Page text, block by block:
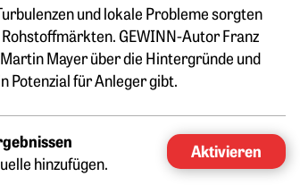
und lokale Probleme sorgten
GEWINN-Autor Franz
Mayer über die Hintergründe und
Potenzial für Anleger gibt.
hinzufügen.
Aktivieren